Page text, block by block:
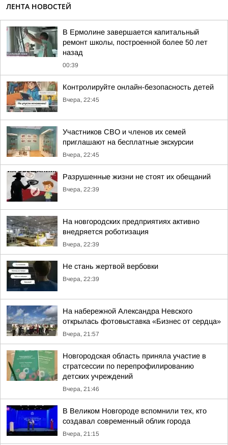
ЛЕНТА НОВОСТЕЙ
В Ермолине завершается капитальный
ремонт школы, построенной более 50 лет
назад
00:39
Контролируйте онлайн-безопасность детей
Вчера, 22:45
Участников СВО и членов их семей
приглашают на бесплатные экскурсии
Вчера, 22:45
Разрушенные жизни не стоят их обещаний
Вчера, 22:39
На новгородских предприятиях активно
внедряется роботизация
Вчера, 22:39
Не стань жертвой вербовки
Вчера, 22:39
На набережной Александра Невского
открылась фотовыставка «Бизнес от сердца»
Вчера, 21:57
Новгородская область приняла участие в
стратсессии по перепрофилированию
детских учреждений
Вчера, 21:46
В Великом Новгороде вспомнили тех, кто
создавал современный облик города
Вчера, 21:15